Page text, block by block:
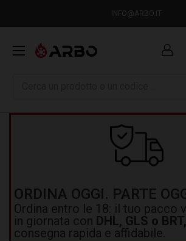
INFO@ARBO.IT
ORDINA OGGI. PARTE
Ordina entro le 18: il tuo pacco
in giornata con DHL, GLS o BRT,
consegna rapida e affidabile.